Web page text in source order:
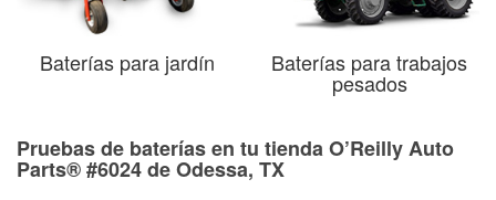
Baterías para jardín Baterías para trabajos
pesados
Pruebas de baterías en tu tienda O’Reilly Auto
Parts® #6024 de Odessa, TX